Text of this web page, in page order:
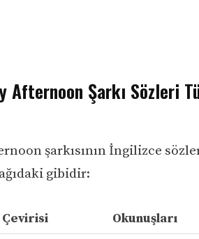
Afternoon Şarkı Sözleri
şarkısının İngilizce
gibidir:
Okunuşları